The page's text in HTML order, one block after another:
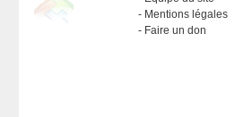
Mentions légales
Faire un don